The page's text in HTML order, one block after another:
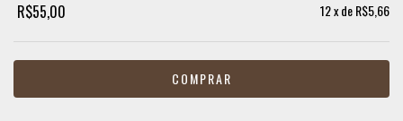
R$55,00 12x deR$5,66